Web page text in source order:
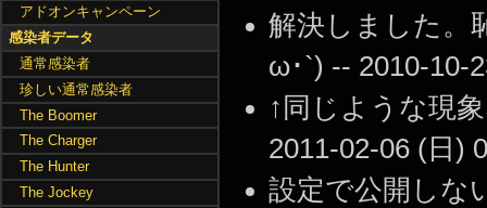
解決しました。
ω･`) -- 2010-10-
↑同じような現
2011-02-06 (日)
設定で公開しな
アドオンキャンペーン
感染者データ
通常感染者
珍しい通常感染者
The Boomer
The Charger
The Hunter
The Jockey